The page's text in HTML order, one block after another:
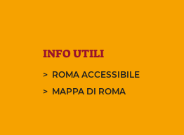
INFO UTILI
ROMA ACCESSIBILE
MAPPA DI ROMA